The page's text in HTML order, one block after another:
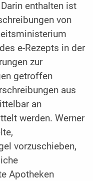
enthalten ist
von
e-Rezepts in der
zur
getroffen
aus
an
werden. Werner
vorzuschieben,
Apotheken